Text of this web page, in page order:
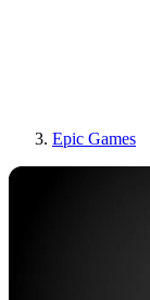
Epic Games